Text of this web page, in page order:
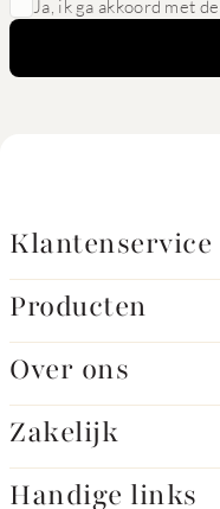
Ja, ik ga akkoord met de
Klantenservice
Producten
Over ons
Zakelijk
Handige links